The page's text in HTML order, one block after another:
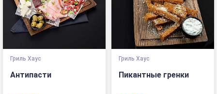
Гриль Хаус
Антипасти
Гриль Хаус
Пикантные гренки